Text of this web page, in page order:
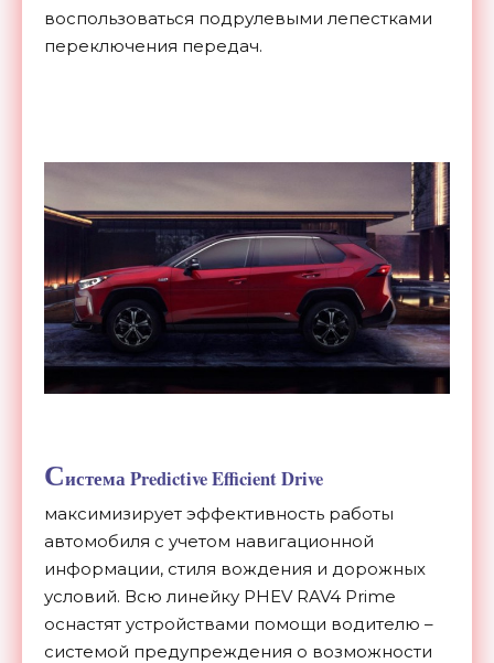
воспользоваться подрулевыми лепестками
переключения передач.
Система Predictive Efficient Drive
максимизирует эффективность работы
автомобиля с учетом навигационной
информации, стиля вождения и дорожных
условий. Всю линейку PHEV RAV4 Prime
оснастят устройствами помощи водителю –
системой предупреждения о возможности